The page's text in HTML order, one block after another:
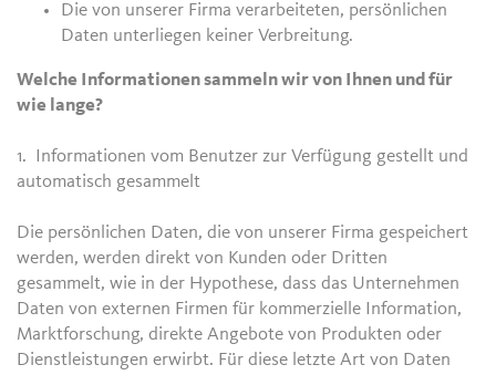
Die von unserer Firma verarbeiteten, persönlichen
Daten unterliegen keiner Verbreitung.
Welche Informationen sammeln wir von Ihnen und für
wie lange?
1. Informationen vom Benutzer zur Verfügung gestellt und
automatisch gesammelt
Die persönlichen Daten, die von unserer Firma gespeichert
werden, werden direkt von Kunden oder Dritten
gesammelt, wie in der Hypothese, dass das Unternehmen
Daten von externen Firmen für kommerzielle Information,
Marktforschung, direkte Angebote von Produkten oder
Dienstleistungen erwirbt. Für diese letzte Art von Daten